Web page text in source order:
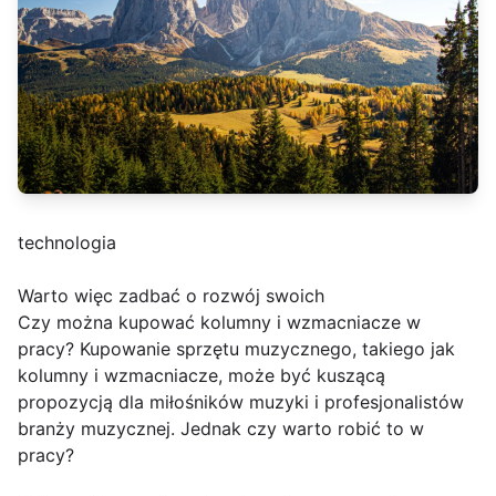
technologia
Warto więc zadbać o rozwój swoich
Czy można kupować kolumny i wzmacniacze w
pracy? Kupowanie sprzętu muzycznego, takiego jak
kolumny i wzmacniacze, może być kuszącą
propozycją dla miłośników muzyki i profesjonalistów
branży muzycznej. Jednak czy warto robić to w
pracy?